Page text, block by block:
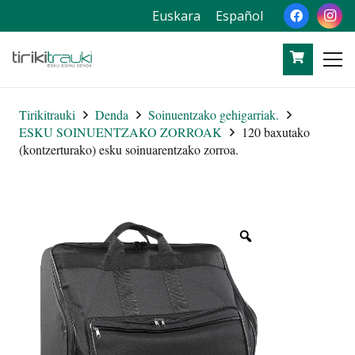
Euskara Español
Tirikitrauki Denda
Soinuentzako gehigarriak.
ESKU SOINUENTZAKO ZORROAK
120 baxutako
(kontzerturako) esku soinuarentzako zorroa.